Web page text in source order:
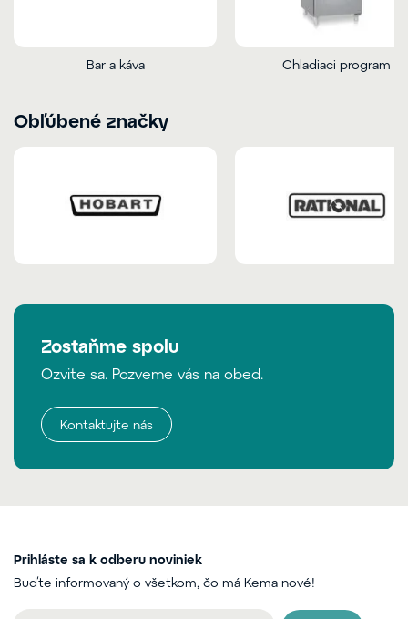
Bar a káva Chladiaci program
Obľúbené značky
Zostaňme spolu
Ozvite sa. Pozveme vás na obed.
Kontaktujte nás
Prihláste sa k odberu noviniek
Buďte informovaný o všetkom, čo má Kema nové!